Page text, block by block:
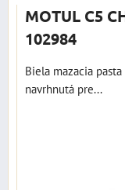
MOTUL C5
102984
Biela mazacia
navrhnutá pre...